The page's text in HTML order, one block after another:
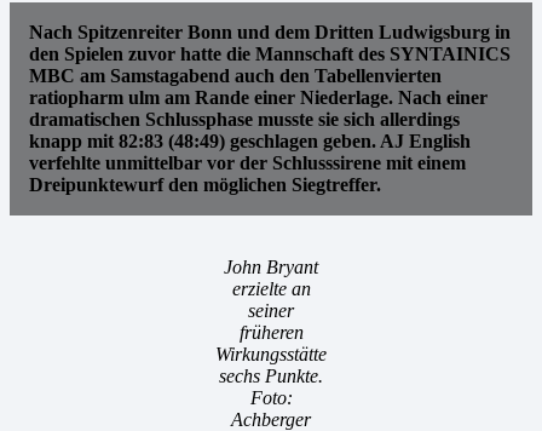
Nach Spitzenreiter Bonn und dem Dritten Ludwigsburg in
den Spielen zuvor hatte die Mannschaft des SYNTAINICS
MBC am Samstagabend auch den Tabellenvierten
ratiopharm ulm am Rande einer Niederlage. Nach einer
dramatischen Schlussphase musste sie sich allerdings
knapp mit 82:83 (48:49) geschlagen geben. AJ English
verfehlte unmittelbar vor der Schlusssirene mit einem
Dreipunktewurf den möglichen Siegtreffer.
John Bryant
erzielte an
seiner
früheren
Wirkungsstätte
sechs Punkte.
Foto:
Achberger